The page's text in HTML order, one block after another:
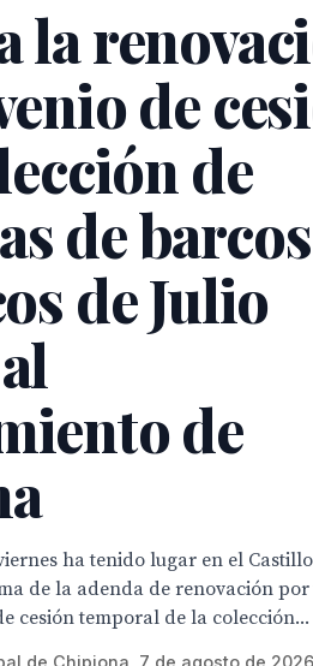
la
de
de
de barcos
de Julio
de
ha tenido lugar en el
de la adenda de renovación por
cesión temporal de la colección...
de Chipiona, 7 de agosto de